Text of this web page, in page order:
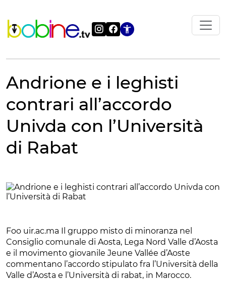
contenuto
Apri le
Andrione e i leghisti
contrari all’accordo
Univda con l’Università
di Rabat
Foo uir.ac.ma Il gruppo misto di minoranza nel
Consiglio comunale di Aosta, Lega Nord Valle d’Aosta
e il movimento giovanile Jeune Vallée d’Aoste
commentano l’accordo stipulato fra l’Università della
Valle d’Aosta e l’Università di rabat, in Marocco.